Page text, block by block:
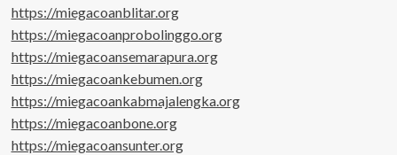
https://miegacoanblitar.org
https://miegacoanprobolinggo.org
https://miegacoansemarapura.org
https://miegacoankebumen.org
https://miegacoankabmajalengka.org
https://miegacoanbone.org
https://miegacoansunter.org